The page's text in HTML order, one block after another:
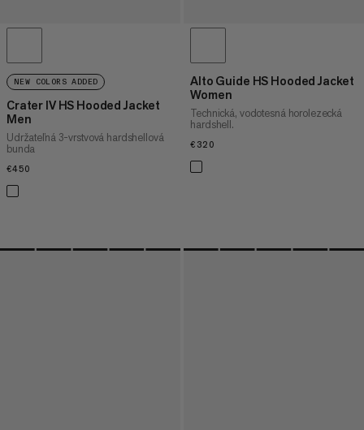
NEW COLORS ADDED
Crater IV HS Hooded Jacket
Men
Udržateľná 3-vrstvová hardshellová
bunda
€450
Alto Guide HS Hooded Jacket
Women
Technická, vodotesná horolezecká
hardshell.
€320